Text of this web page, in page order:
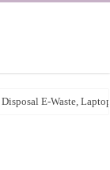
E-Waste,